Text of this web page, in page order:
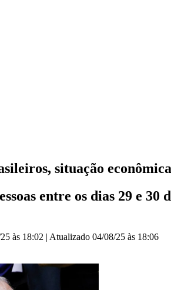
situação
entre os dias 29 e
às 18:02 | Atualizado 04/08/25 às 18:06